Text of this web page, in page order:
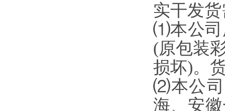
实干发货需
⑴本公司
(原包装
损坏
⑵本公司默
海